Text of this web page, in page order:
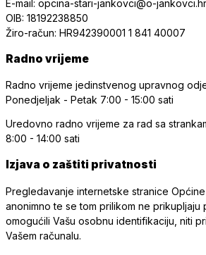
E-mail: opcina-stari-jankovci@o-jankovci.hr
OIB: 18192238850
Žiro-račun: HR942390001 1 841 40007
Radno vrijeme
Radno vrijeme jedinstvenog upravnog
Ponedjeljak - Petak 7:00 - 15:00 sati
Uredovno radno vrijeme za rad sa
8:00 - 14:00 sati
Izjava o zaštiti privatnosti
Pregledavanje internetske stranice
anonimno te se tom prilikom ne prikupljaju
omogućili Vašu osobnu identifikaciju, niti
Vašem računalu.